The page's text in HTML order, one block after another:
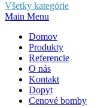
Všetky kategórie
Main Menu
Domov
Produkty
Referencie
O nás
Kontakt
Dopyt
Cenové bomby